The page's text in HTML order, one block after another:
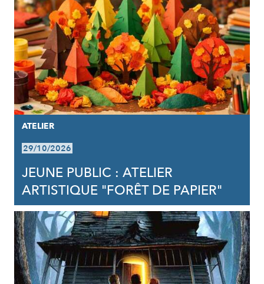
ATELIER
29/10/2026
JEUNE PUBLIC : ATELIER
ARTISTIQUE "FORÊT DE PAPIER"